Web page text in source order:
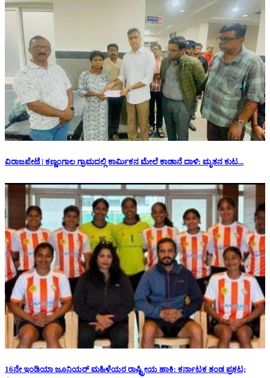
ವಿರಾಜಪೇಟೆ | ಕಣ್ಣಂಗಾಲ ಗ್ರಾಮದಲ್ಲಿ ಕಾರ್ಮಿಕನ ಮೇಲೆ ಕಾಡಾನೆ ದಾಳಿ: ಮೃತನ ಕುಟ...
16ನೇ ಇಂಡಿಯಾ ಜೂನಿಯರ್ ಮಹಿಳೆಯರ ರಾಷ್ಟ್ರೀಯ ಹಾಕಿ: ಕರ್ನಾಟಕ ತಂಡ ಪ್ರಕಟ;